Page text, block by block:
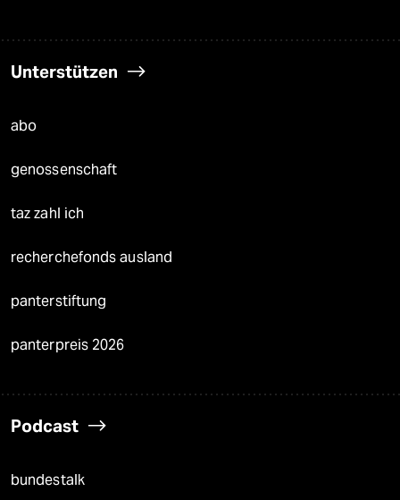
Unterstützen
abo
genossenschaft
taz zahl ich
recherchefonds ausland
panterstiftung
panterpreis 2026
Podcast
bundestalk